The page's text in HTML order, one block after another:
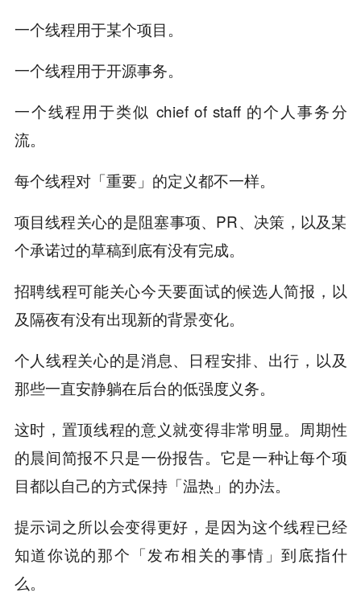
一个线程用于某个项目。
一个线程用于开源事务。
一个线程用于类似 chief of staff 的个人事务分
流。
每个线程对「重要」的定义都不一样。
项目线程关心的是阻塞事项、PR、决策，以及某
个承诺过的草稿到底有没有完成。
招聘线程可能关心今天要面试的候选人简报，以
及隔夜有没有出现新的背景变化。
个人线程关心的是消息、日程安排、出行，以及
那些一直安静躺在后台的低强度义务。
这时，置顶线程的意义就变得非常明显。周期性
的晨间简报不只是一份报告。它是一种让每个项
目都以自己的方式保持「温热」的办法。
提示词之所以会变得更好，是因为这个线程已经
知道你说的那个「发布相关的事情」到底指什
么。